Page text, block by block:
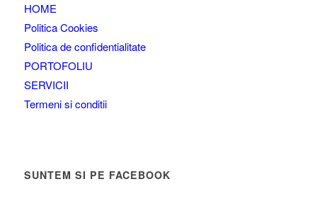
HOME
Politica Cookies
Politica de confidentialitate
PORTOFOLIU
SERVICII
Termeni si conditii
SUNTEM SI PE FACEBOOK